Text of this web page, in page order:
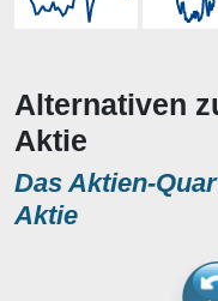
Alternativen
Aktie
Das Aktien-
Aktie